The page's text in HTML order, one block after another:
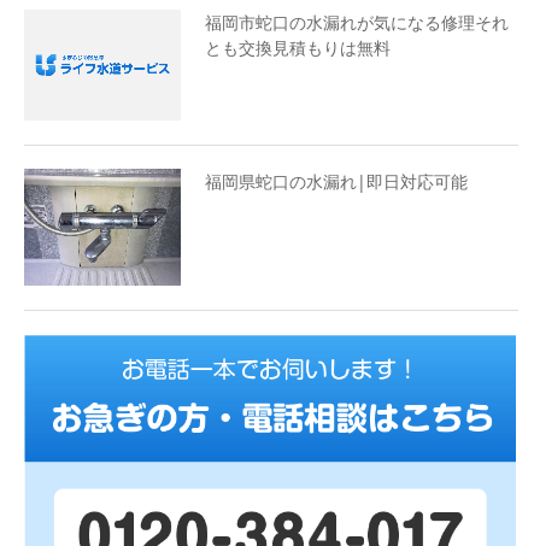
福岡市蛇口の水漏れが気になる修理それ
とも交換見積もりは無料
福岡県蛇口の水漏れ|即日対応可能